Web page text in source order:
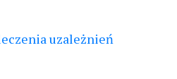
uzależnień